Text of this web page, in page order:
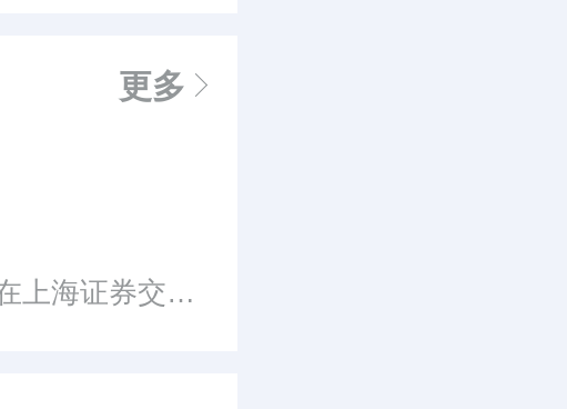
更多
京能置业股份有限公司是一家在上海证券交易所挂牌交易的房地产类上市公司。